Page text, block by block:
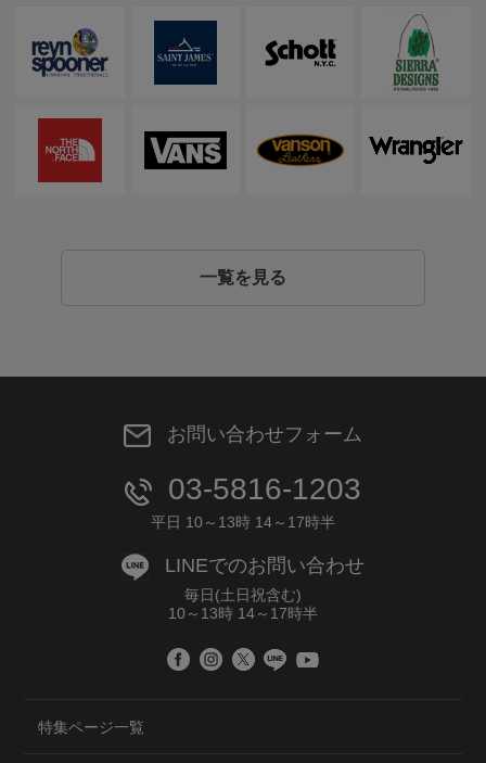
一覧を見る
お問い合わせフォーム
03-5816-1203
平日 10～13時 14～17時半
LINEでのお問い合わせ
毎日(土日祝含む)
10～13時 14～17時半
特集ページ一覧